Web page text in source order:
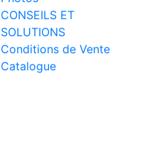
CONSEILS ET
SOLUTIONS
Conditions de Vente
Catalogue